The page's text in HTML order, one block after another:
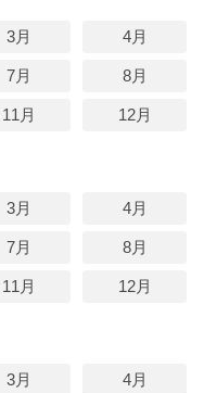
3月 4月
7月 8月
11月 12月
3月 4月
7月 8月
11月 12月
3月 4月